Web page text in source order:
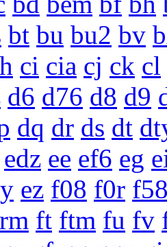
bt bu bu2 bv
ci cia cj ck cl
d6 d76 d8 d9
dq dr ds dt
edz ee ef6 eg
ez f08 f0r
ft ftm fu fv